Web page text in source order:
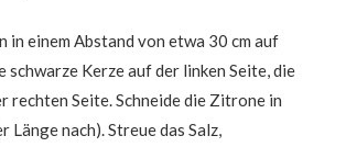
in einem Abstand von etwa 30 cm auf
schwarze Kerze auf der linken Seite, die
rechten Seite. Schneide die Zitrone in
Länge nach). Streue das Salz,